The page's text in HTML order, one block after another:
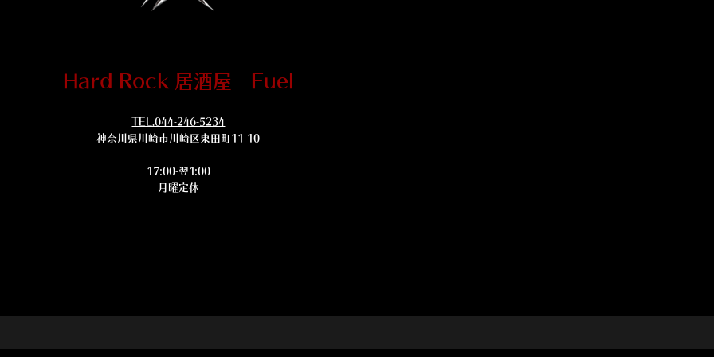
Hard Rock 居酒屋 Fuel
TEL.044-246-5234
神奈川県川崎市川崎区東田町11-10
17:00-翌1:00
月曜定休